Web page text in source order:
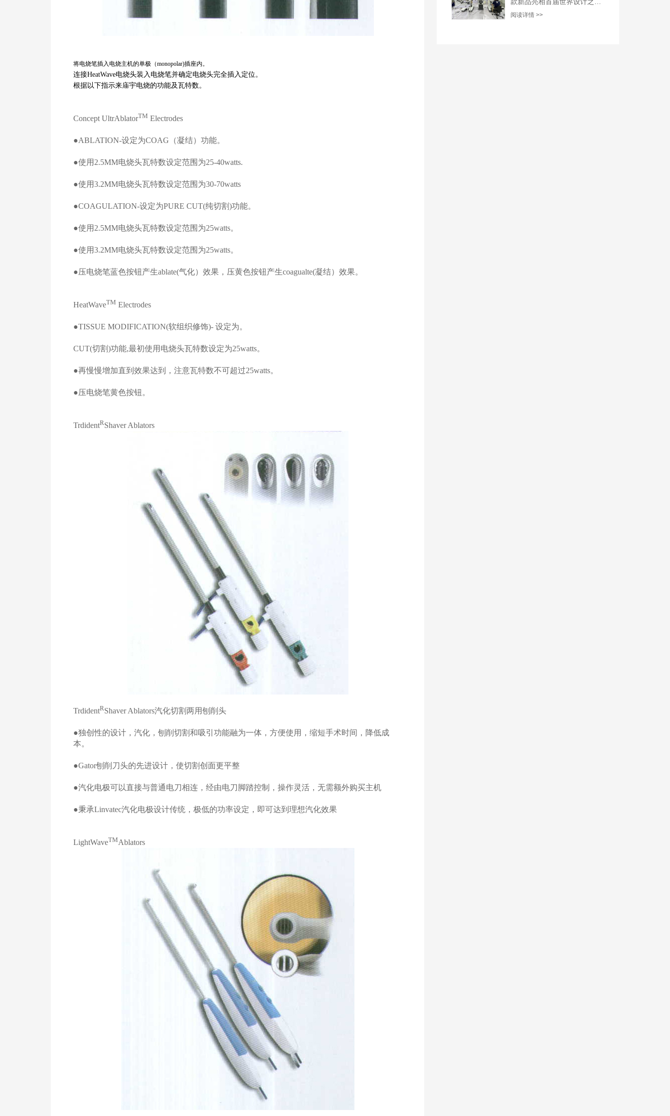
将电烧笔插入电烧主机的单极（monopolar)插座内。
连接HeatWave电烧头装入电烧笔并确定电烧头完全插入定位。
根据以下指示来庙宇电烧的功能及瓦特数。
Concept UltrAblatorTM Electrodes
●ABLATION-设定为COAG （凝结）功能。
●使用 2.5MM电烧头瓦特数设定范围为25-40watts.
●使用3.2MM电烧头瓦特数设定范围为30-70watts
●COAGULATION-设定为PURE CUT(纯切割)功能。
●使用 2.5MM电烧头瓦特数设定范围为25watts。
●使用3.2MM电烧头瓦特数设定范围为25watts。
●压电烧笔蓝色按钮产生ablate(气化）效果，压黄色按钮产生coagualte(凝结）效果。
HeatWaveTM Electrodes
●TISSUE MODIFICATION(软组织修饰)- 设定为。
CUT(切割)功能,最初使用电烧头瓦特数设定为25watts。
●再慢慢增加直到效果达到，注意瓦特数不可超过25watts。
●压电烧笔黄色按钮。
TrdidentRShaver Ablators
TrdidentRShaver Ablators汽化切割两用刨削头
●独创性的设计，汽化，刨削切割和吸引功能融为一体，方便使用，缩短手术时间，降低成
本。
●Gator刨削刀头的先进设计，使切割创面更平整
●汽化电极可以直接与普通电刀相连，经由电刀脚踏控制，操作灵活，无需额外购买主机
●秉承Linvatec汽化电极设计传统，极低的功率设定，即可达到理想汽化效果
LightWaveTMAblators
大会
阅读详情 >>